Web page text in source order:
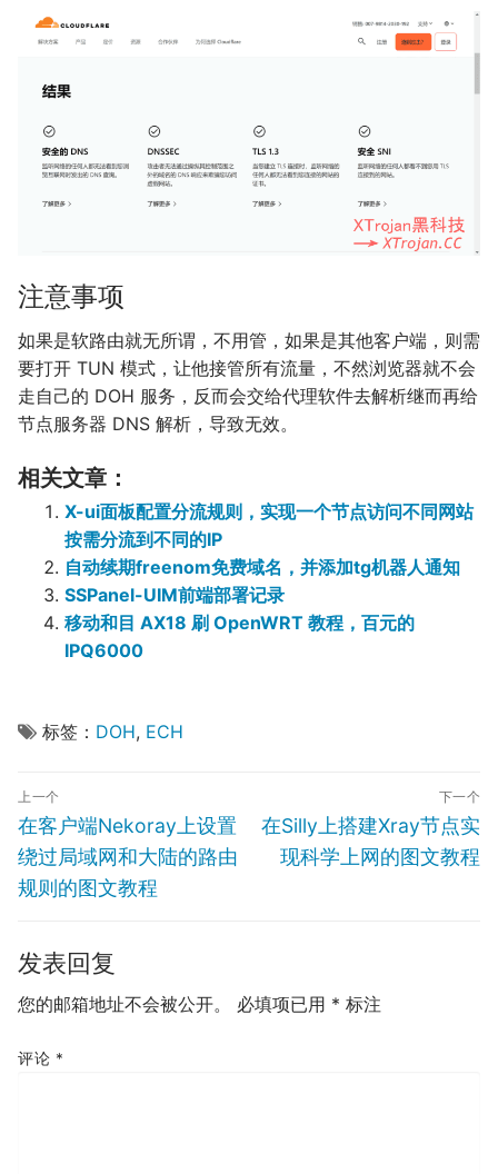
注意事项
如果是软路由就无所谓，不用管，如果是其他客户端，则需
要打开 TUN 模式，让他接管所有流量，不然浏览器就不会
走自己的 DOH 服务，反而会交给代理软件去解析继而再给
节点服务器 DNS 解析，导致无效。
相关文章：
X-ui面板配置分流规则，实现一个节点访问不同网站
按需分流到不同的IP
自动续期freenom免费域名，并添加tg机器人通知
SSPanel-UIM前端部署记录
移动和目 AX18 刷 OpenWRT 教程，百元的
IPQ6000
标签： DOH, ECH
文
章
导
航
上一个
Previous
post:
在客户端Nekoray上设置
绕过局域网和大陆的路由
规则的图文教程
下一个
Next
post:
在Silly上搭建Xray节点实
现科学上网的图文教程
发表回复
您的邮箱地址不会被公开。 必填项已用 * 标注
评论 *